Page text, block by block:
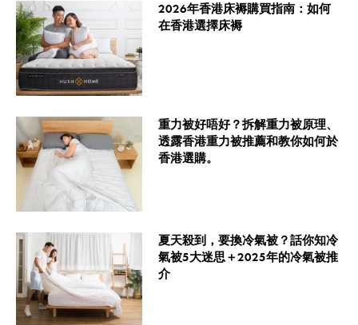
2026年香港床褥購買指南：如何
在香港選擇床褥
重力被好唔好？拆解重力被原理、
透露香港重力被推薦和教你如何於
香港選購。
夏天殺到，要換冷氣被？話你知冷
氣被5大迷思＋2025年的冷氣被推
介